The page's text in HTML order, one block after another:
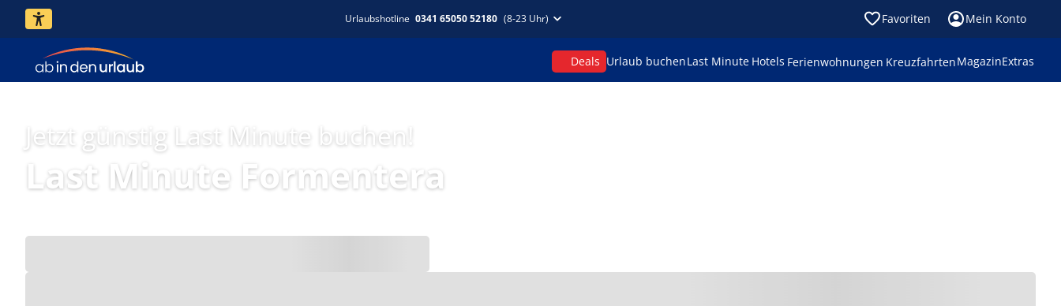
Urlaubshotline 0341 65050 52180 (8-23 Uhr) Favoriten Mein Konto
Deals Urlaub buchenLast Minute Hotels Ferienwohnungen KreuzfahrtenMagazinExtras
Jetzt günstig Last Minute buchen!
Last Minute Formentera